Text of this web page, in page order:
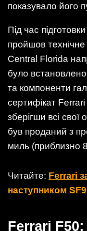
показувало його
Під час
пройшов
Central Florida
було
та компоненти
сертифікат
зберігши всі свої
був проданий з
миль (приблизно
Читайте: Ferrari
наступником
Ferrari F50: